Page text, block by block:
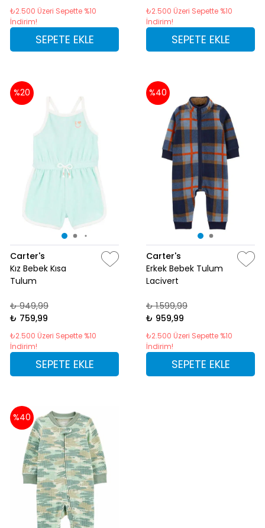
₺2.500 Üzeri Sepette %10
İndirim!
SEPETE EKLE
₺2.500 Üzeri Sepette %10
İndirim!
SEPETE EKLE
%20
Carter's
Kız Bebek Kısa
Tulum
₺ 949,99
₺ 759,99
₺2.500 Üzeri Sepette %10
İndirim!
SEPETE EKLE
%40
Carter's
Erkek Bebek Tulum
Lacivert
₺ 1.599,99
₺ 959,99
₺2.500 Üzeri Sepette %10
İndirim!
SEPETE EKLE
%40